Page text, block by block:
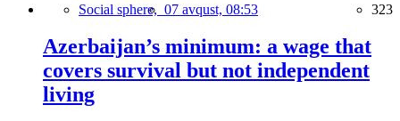
Social sphere, 07 avqust, 08:53 323
Azerbaijan’s minimum: a wage that
covers survival but not independent
living